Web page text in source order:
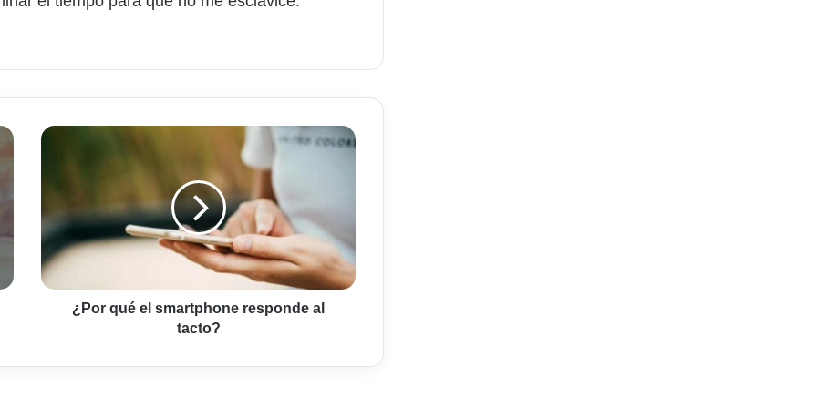
¿Por
smartphone
responde
al
tacto?
¿Por qué el smartphone responde al
tacto?